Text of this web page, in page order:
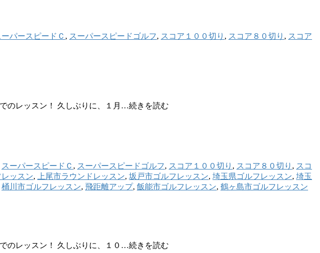
ーパースピードＣ , スーパースピードゴルフ, スコア１００切り , スコア８０切り , スコア
のレッスン！ 久しぶりに、１月…続きを読む
スーパースピードＣ , スーパースピードゴルフ, スコア１００切り , スコア８０切り , スコ
レッスン, 上尾市ラウンドレッスン, 坂戸市ゴルフレッスン, 埼玉県ゴルフレッスン, 埼玉
桶川市ゴルフレッスン, 飛距離アップ, 飯能市ゴルフレッスン, 鶴ヶ島市ゴルフレッスン
のレッスン！ 久しぶりに、１０…続きを読む